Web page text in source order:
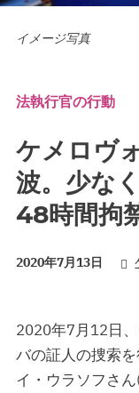
イメージ写真
法執行官の行動
ケメロヴ
波。少な
48時間拘
2020年7月13日
2020年7月12日
バの証人の捜索
イ・ウラソフさ